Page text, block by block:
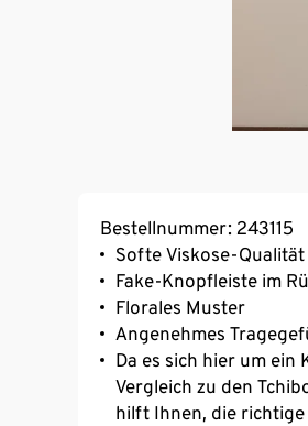
Bestellnummer: 243115
Softe Viskose-Qualität
Fake-Knopfleiste im
Florales Muster
Angenehmes
Da es sich hier um
Vergleich zu den
hilft Ihnen, die